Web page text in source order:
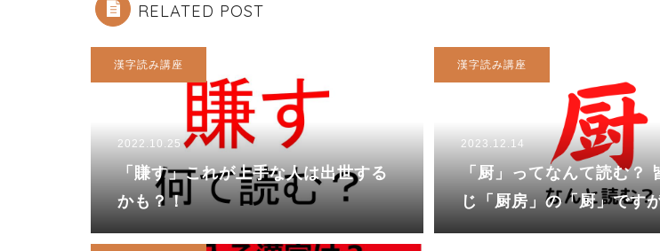
RELATED POST
漢字読み講座
2022.10.25
「賺す」これが上手な人は出世する
かも？！
漢字読み講座
2023.12.14
「厨」ってなんて読む？
じ「厨房」の「厨」です
だとなんて読む？